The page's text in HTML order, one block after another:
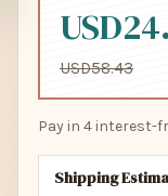
USD58.43
Pay in 4 interest-
Shipping